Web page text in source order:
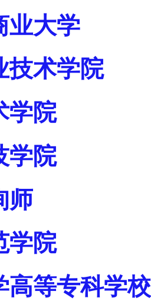
业大学
技术学院
学院
学院
师
学院
高等专科学校